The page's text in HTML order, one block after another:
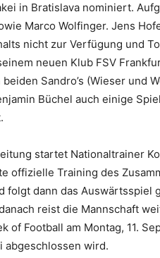
in Bratislava nominiert.
Marco Wolfinger. Jens
nicht zur Verfügung und
neuen Klub FSV
Sandro’s (Wieser und
Büchel auch einige
startet Nationaltrainer
offizielle Training des
folgt dann das Auswärtsspiel
reist die Mannschaft
of Football am Montag, 11.
abgeschlossen wird.